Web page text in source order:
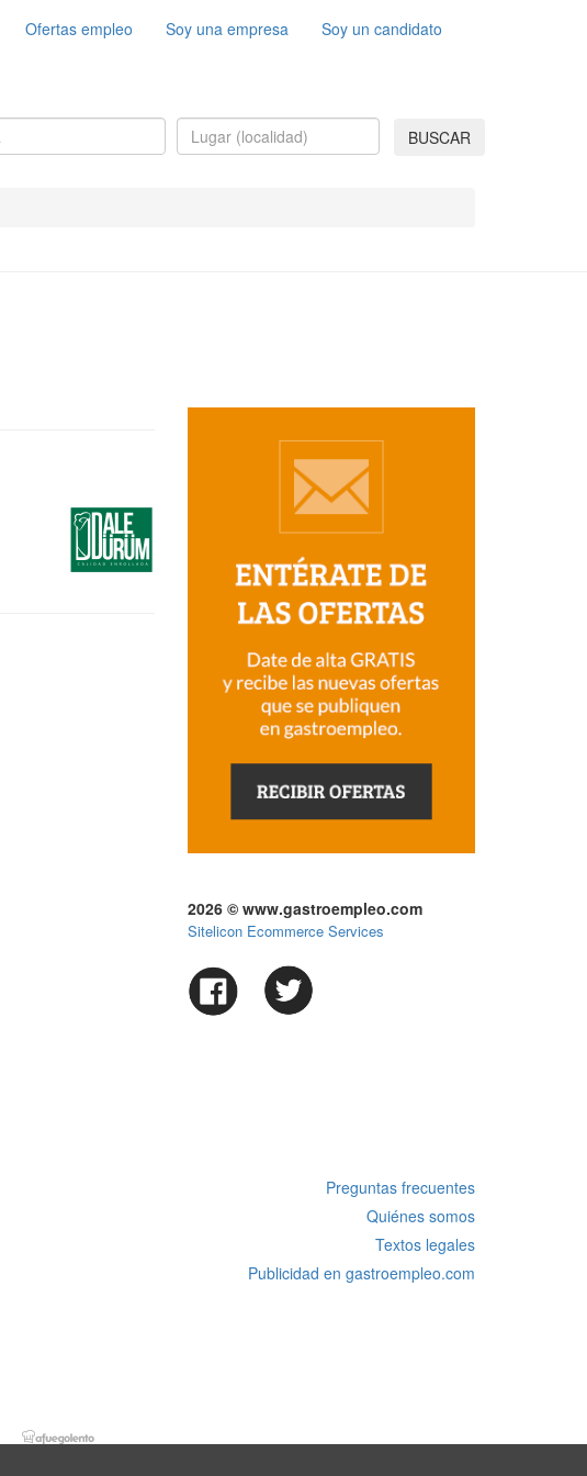
Ofertas empleo Soy una empresa Soy un candidato
BUSCAR
2026 © www.gastroempleo.com
Sitelicon Ecommerce Services
Preguntas frecuentes
Quiénes somos
Textos legales
Publicidad en gastroempleo.com